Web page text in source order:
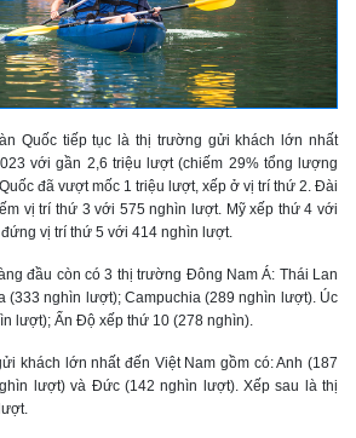
Quốc tiếp tục là thị trường gửi khách lớn nhất
với gần 2,6 triệu lượt (chiếm 29% tổng lượng
đã vượt mốc 1 triệu lượt, xếp ở vị trí thứ 2. Đài
vị trí thứ 3 với 575 nghìn lượt. Mỹ xếp thứ 4 với
vị trí thứ 5 với 414 nghìn lượt.
đầu còn có 3 thị trường Đông Nam Á: Thái Lan
(333 nghìn lượt); Campuchia (289 nghìn lượt). Úc
lượt); Ấn Độ xếp thứ 10 (278 nghìn).
khách lớn nhất đến Việt Nam gồm có: Anh (187
lượt) và Đức (142 nghìn lượt). Xếp sau là thị